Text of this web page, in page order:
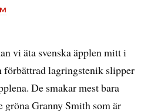
vi äta svenska äpplen mitt i
förbättrad lagringstenik slipper
De smakar mest bara
gröna Granny Smith som är